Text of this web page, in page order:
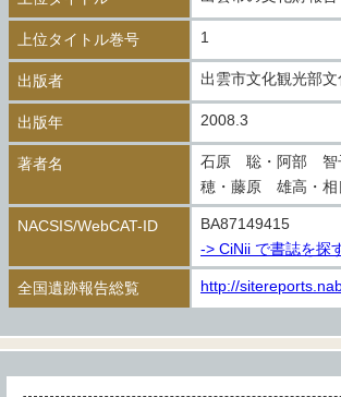
上位タイトル巻号 1
出版者 出雲市文化観光部文
出版年 2008.3
著者名
石原 聡・阿部 智
穂・藤原 雄高・
NACSIS/WebCAT-ID
BA87149415
-> CiNii で書誌を探
全国遺跡報告総覧 http://